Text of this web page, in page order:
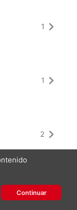
1
1
2
Continuar